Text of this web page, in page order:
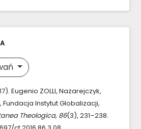
Eugenio ZOLLI, Nazarejczyk,
Fundacja Instytut Globalizacji,
Theologica, 86(3), 231–238.